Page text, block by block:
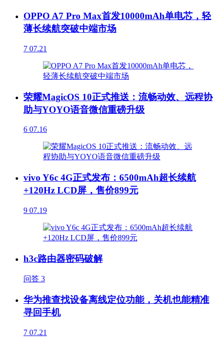
OPPO A7 Pro Max首发10000mAh单电芯，轻
薄长续航突破中端市场
7 07.21
荣耀MagicOS 10正式推送：流畅动效、远程协
助与YOYO语音微信重磅升级
6 07.16
vivo Y6c 4G正式发布：6500mAh超长续航
+120Hz LCD屏，售价899元
9 07.19
h3c路由器密码破解
问答 3
华为推查找设备离线定位功能，关机也能精准
寻回手机
7 07.21